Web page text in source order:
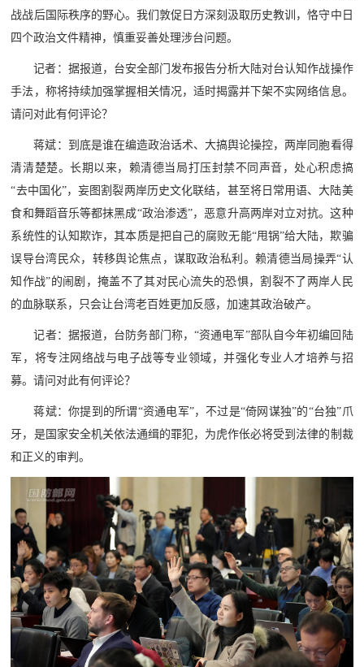
战战后国际秩序的野心。我们敦促日方深刻汲取历史教训，恪守中日
四个政治文件精神，慎重妥善处理涉台问题。
记者：据报道，台安全部门发布报告分析大陆对台认知作战操作
手法，称将持续加强掌握相关情况，适时揭露并下架不实网络信息。
请问对此有何评论？
蒋斌：到底是谁在编造政治话术、大搞舆论操控，两岸同胞看得
清清楚楚。长期以来，赖清德当局打压封禁不同声音，处心积虑搞
“去中国化”，妄图割裂两岸历史文化联结，甚至将日常用语、大陆美
食和舞蹈音乐等都抹黑成“政治渗透”，恶意升高两岸对立对抗。这种
系统性的认知欺诈，其本质是把自己的腐败无能“甩锅”给大陆，欺骗
误导台湾民众，转移舆论焦点，谋取政治私利。赖清德当局操弄“认
知作战”的闹剧，掩盖不了其对民心流失的恐惧，割裂不了两岸人民
的血脉联系，只会让台湾老百姓更加反感，加速其政治破产。
记者：据报道，台防务部门称，“资通电军”部队自今年初编回陆
军，将专注网络战与电子战等专业领域，并强化专业人才培养与招
募。请问对此有何评论？
蒋斌：你提到的所谓“资通电军”，不过是“倚网谋独”的“台独”爪
牙，是国家安全机关依法通缉的罪犯，为虎作伥必将受到法律的制裁
和正义的审判。